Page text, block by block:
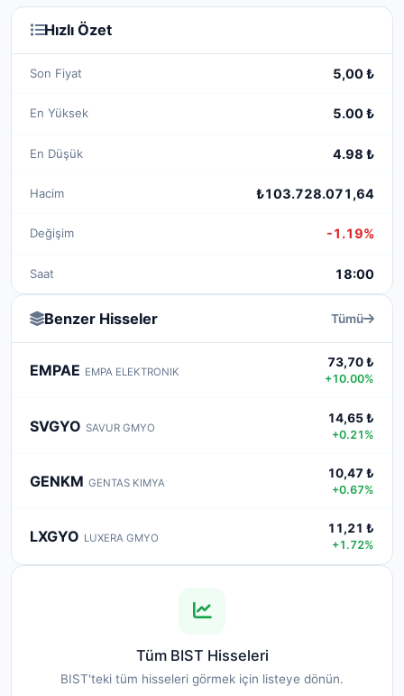
Hızlı Özet
Son Fiyat 5,00 ₺
En Yüksek 5.00 ₺
En Düşük 4.98 ₺
Hacim ₺103.728.071,64
Değişim -1.19%
Saat 18:00
Benzer Hisseler Tümü
EMPAE EMPA ELEKTRONIK
73,70 ₺
+10.00%
SVGYO SAVUR GMYO
14,65 ₺
+0.21%
GENKM GENTAS KIMYA
10,47 ₺
+0.67%
LXGYO LUXERA GMYO
11,21 ₺
+1.72%
Tüm BIST Hisseleri
BIST'teki tüm hisseleri görmek için listeye dönün.